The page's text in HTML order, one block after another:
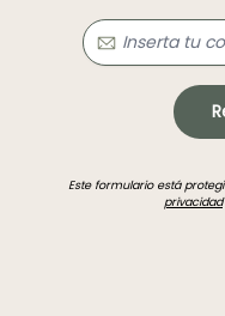
Este formulario está
privacidad